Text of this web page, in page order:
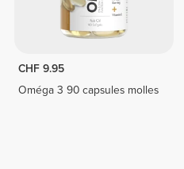
CHF 9.95
Oméga 3 90 capsules molles